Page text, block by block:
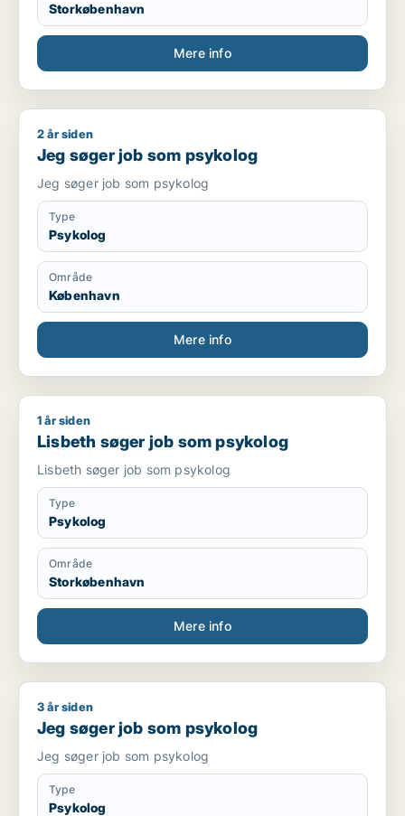
Storkøbenhavn
Mere info
Jeg søger job som psykolog
2 år siden
Jeg søger job som psykolog
Jeg søger job som psykolog
Type
Psykolog
Område
København
Mere info
Lisbeth søger job som psykolog
1 år siden
Lisbeth søger job som psykolog
Lisbeth søger job som psykolog
Type
Psykolog
Område
Storkøbenhavn
Mere info
Jeg søger job som psykolog
3 år siden
Jeg søger job som psykolog
Jeg søger job som psykolog
Type
Psykolog